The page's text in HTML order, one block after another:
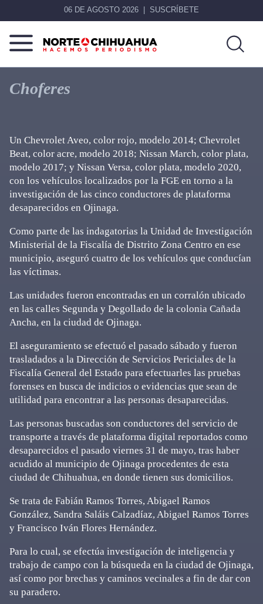
06 DE AGOSTO 2026 SUSCRÍBETE
Norte
De
Chihuahua
Más
que
noticias,
Choferes
Un Chevrolet Aveo, color rojo, modelo 2014; Chevrolet
Beat, color acre, modelo 2018; Nissan March, color plata,
modelo 2017; y Nissan Versa, color plata, modelo 2020,
con los vehículos localizados por la FGE en torno a la
investigación de las cinco conductores de plataforma
desaparecidos en Ojinaga.
Como parte de las indagatorias la Unidad de Investigación
Ministerial de la Fiscalía de Distrito Zona Centro en ese
municipio, aseguró cuatro de los vehículos que conducían
las víctimas.
Las unidades fueron encontradas en un corralón ubicado
en las calles Segunda y Degollado de la colonia Cañada
Ancha, en la ciudad de Ojinaga.
El aseguramiento se efectuó el pasado sábado y fueron
trasladados a la Dirección de Servicios Periciales de la
Fiscalía General del Estado para efectuarles las pruebas
forenses en busca de indicios o evidencias que sean de
utilidad para encontrar a las personas desaparecidas.
Las personas buscadas son conductores del servicio de
transporte a través de plataforma digital reportados como
desaparecidos el pasado viernes 31 de mayo, tras haber
acudido al municipio de Ojinaga procedentes de esta
ciudad de Chihuahua, en donde tienen sus domicilios.
Se trata de Fabián Ramos Torres, Abigael Ramos
González, Sandra Saláis Calzadíaz, Abigael Ramos Torres
y Francisco Iván Flores Hernández.
Para lo cual, se efectúa investigación de inteligencia y
trabajo de campo con la búsqueda en la ciudad de Ojinaga,
así como por brechas y caminos vecinales a fin de dar con
su paradero.